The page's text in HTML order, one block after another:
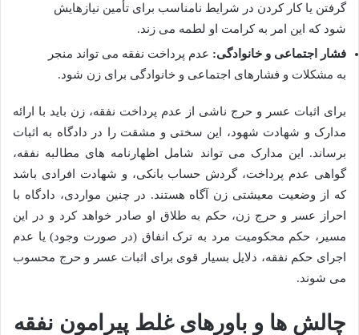
گرفتن یا کار کردن در شرایط نامناسب برای تأمین نیازهایش
شود که این امر به کرامت او لطمه می زند.
فشار اجتماعی و خانوادگی: عدم پرداخت نفقه می تواند منجر
به مشکلات و فشارهای اجتماعی و خانوادگی برای زن شود.
برای اثبات عسر و حرج ناشی از عدم پرداخت نفقه، زن باید با ارائه
مدارک و شهادت شهود، این سختی و مشقت را در دادگاه به اثبات
برساند. این مدارک می تواند شامل اظهارنامه های مطالبه نفقه،
گواهی عدم پرداخت، گردش حساب بانکی، و شهادت افرادی باشد
که از وضعیت معیشتی زن آگاه هستند. در چنین مواردی، دادگاه با
احراز عسر و حرج زن، حکم به طلاق او صادر خواهد کرد و در این
مسیر، حکم محکومیت مرد به ترک انفاق (در صورت وجود) یا عدم
اجرای حکم نفقه، دلایل بسیار قوی برای اثبات عسر و حرج محسوب
می شوند.
چالش ها و باورهای غلط پیرامون نفقه